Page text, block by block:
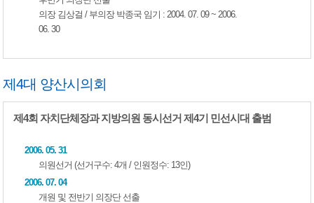
의장 김상걸 / 부의장 박종국 임기 : 2004. 07. 09 ~ 2006.
06. 30
제4대 양산시의회
제4회 자치단체장과 지방의원 동시선거 제4기 민선시대 출범
2006. 05. 31
의원선거 (선거구수: 4개 / 인원정수: 13인)
2006. 07. 04
개원 및 전반기 의장단 선출